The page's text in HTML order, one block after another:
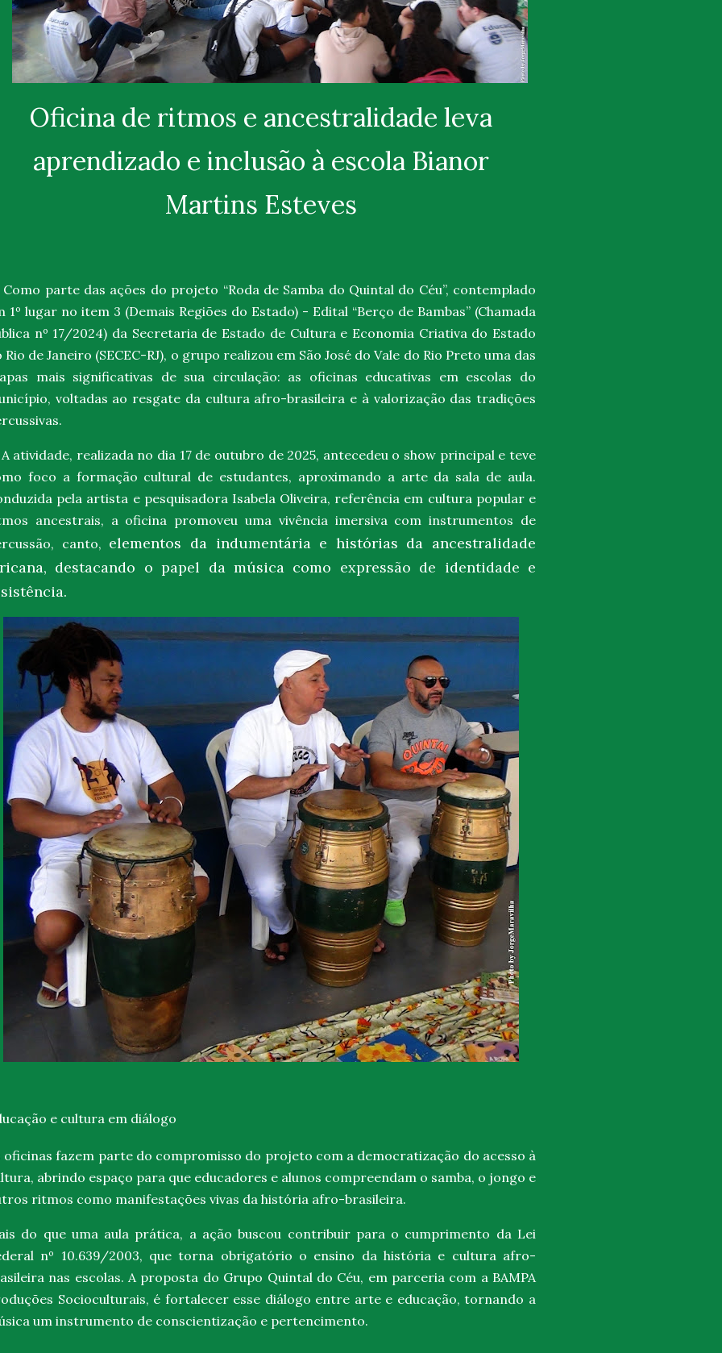
Oficina de ritmos e ancestralidade leva
aprendizado e inclusão à escola Bianor
Martins Esteves
parte das ações do projeto “Roda de Samba do Quintal do Céu”, contemplado
1º lugar no item 3 (Demais Regiões do Estado) - Edital “Berço de Bambas” (Chamada
nº 17/2024) da Secretaria de Estado de Cultura e Economia Criativa do Estado
Rio de Janeiro (SECEC-RJ), o grupo realizou em São José do Vale do Rio Preto uma das
mais significativas de sua circulação: as oficinas educativas em escolas do
, voltadas ao resgate da cultura afro-brasileira e à valorização das tradições
A atividade, realizada no dia 17 de outubro de 2025, antecedeu o show principal e teve
foco a formação cultural de estudantes, aproximando a arte da sala de aula.
pela artista e pesquisadora Isabela Oliveira, referência em cultura popular e
ancestrais, a oficina promoveu uma vivência imersiva cominstrumentos de
canto, elementos da indumentária e histórias da ancestralidade
destacando o papel da música como expressão de identidade e
e cultura em diálogo
oficinas fazem parte do compromisso do projeto com a democratização do acesso à
, abrindo espaço para que educadores e alunos compreendam o samba, o jongo e
ritmos como manifestações vivas da história afro-brasileira.
do que uma aula prática, a ação buscou contribuir para o cumprimento da Lei
nº 10.639/2003, que torna obrigatório o ensino da história e cultura afro-
nas escolas. A proposta do Grupo Quintal do Céu, em parceria com a BAMPA
Socioculturais, é fortalecer esse diálogo entre arte e educação, tornando a
um instrumento de conscientização e pertencimento.